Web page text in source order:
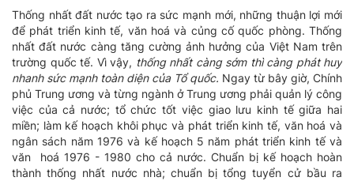
Thống nhất đất nước tạo ra sức mạnh mới, những thuận lợi mới
để phát triển kinh tế, văn hoá và củng cố quốc phòng. Thống
nhất đất nước càng tăng cường ảnh hưởng của Việt Nam trên
trường quốc tế. Vì vậy, thống nhất càng sớm thì càng phát huy
nhanh sức mạnh toàn diện của Tổ quốc. Ngay từ bây giờ, Chính
phủ Trung ương và từng ngành ở Trung ương phải quản lý công
việc của cả nước; tổ chức tốt việc giao lưu kinh tế giữa hai
miền; làm kế hoạch khôi phục và phát triển kinh tế, văn hoá và
ngân sách năm 1976 và kế hoạch 5 năm phát triển kinh tế và
văn hoá 1976 - 1980 cho cả nước. Chuẩn bị kế hoạch hoàn
thành thống nhất nước nhà; chuẩn bị tổng tuyển cử bầu ra